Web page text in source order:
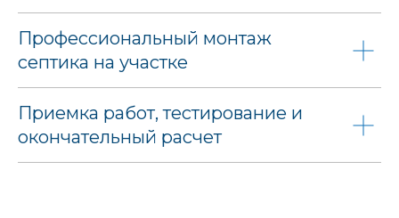
Профессиональный монтаж
септика на участке
Приемка работ, тестирование и
окончательный расчет